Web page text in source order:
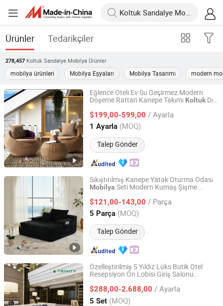
Ürünler Tedarikçiler
278,457 Koltuk Sandalye Mobilya Ürünler
mobilya ürünleri Mobilya Eşyaları Mobilya Tasarımı modern
Eğlence Oteli Ev Su Geçirmez Modern
Döşeme Rattan Kanepe Takımı KoltukDış
$199,00-599,00 / Ayarla
1 Ayarla (MOQ)
Talep Gönder
Foshan Dream Gate Furniture Co., Ltd.
Guangdong, China Fiyat 2020
Sıkıştırılmış Kanepe Yatak Oturma Odası
Mobilya Seti Modern Kumaş Şişme
DinlenmeSandalyeleri
$121,00-143,00 / Parça
5 Parça (MOQ)
Talep Gönder
Foshan Yefei Furniture Co., Ltd.
Guangdong, China Fiyat 2026
Özelleştirilmiş 5 Yıldız Lüks Butik Otel
Resepsiyon Ön Lobisi Giriş Salonu
Mobilyası
$288,00-2.688,00 / Ayarla
5 Set (MOQ)
FOSHAN TRINITY(ZHONGSEN) FURNITURE CO.LTD
Guangdong, China Fiyat 2015